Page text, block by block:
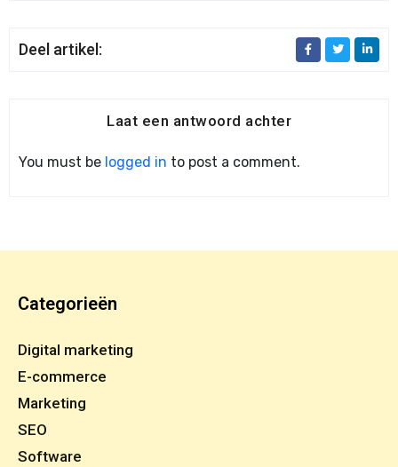
Deel artikel:
Laat een antwoord achter
You must be logged in to post a comment.
Categorieën
Digital marketing
E-commerce
Marketing
SEO
Software